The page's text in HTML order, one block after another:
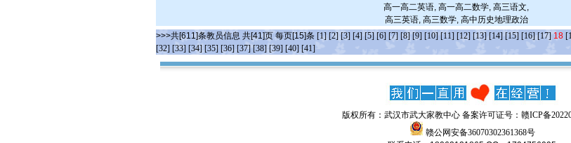
高一高二英语, 高一高二数学, 高三语文,
高三英语, 高三数学, 高中历史地理政治
>>>共[611]条教员信息 共[41]页 每页[15]条 [1] [2] [3] [4] [5] [6] [7] [8] [9] [10] [11] [12] [13] [14] [15] [16] [17] 18
[32] [33] [34] [35] [36] [37] [38] [39] [40] [41]
版权所有：武汉市武大家教中心 备案许可证号： 赣ICP备
赣公网安备36070302361368号